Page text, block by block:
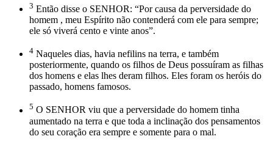
3 Então disse o SENHOR: “Por causa da perversidade do
homem , meu Espírito não contenderá com ele para sempre;
ele só viverá cento e vinte anos”.
4 Naqueles dias, havia nefilins na terra, e também
posteriormente, quando os filhos de Deus possuíram as filhas
dos homens e elas lhes deram filhos. Eles foram os heróis do
passado, homens famosos.
5 O SENHOR viu que a perversidade do homem tinha
aumentado na terra e que toda a inclinação dos pensamentos
do seu coração era sempre e somente para o mal.